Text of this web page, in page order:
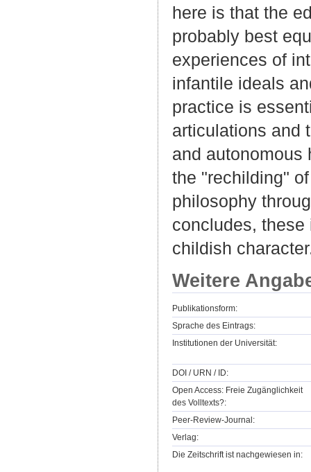
here is that the
probably best
experiences of
infantile ideals
practice is
articulations and
and autonomous
the "rechilding"
philosophy
concludes,
childish
Weitere
Publikationsform:
Sprache des Eintrags:
Institutionen der Universität:
DOI / URN / ID:
Open Access: Freie Zugänglichkeit
des Volltexts?:
Peer-Review-Journal:
Verlag:
Die Zeitschrift ist nachgewiesen in: